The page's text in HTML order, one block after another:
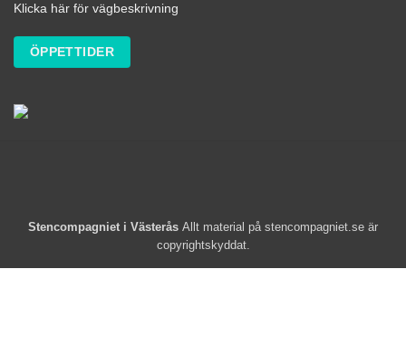
Klicka här för vägbeskrivning
ÖPPETTIDER
Stencompagniet i Västerås Allt material på stencompagniet.se är
copyrightskyddat.